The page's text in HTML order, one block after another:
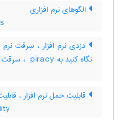
الگوهای نرم افزاری
نگاه کنید به ‎ piracy ، سرقت نرم‌افزاری
قابلیت حمل نرم افزار ،